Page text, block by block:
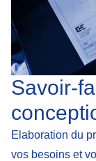
Savoir-
Elaboration du
vos besoins et